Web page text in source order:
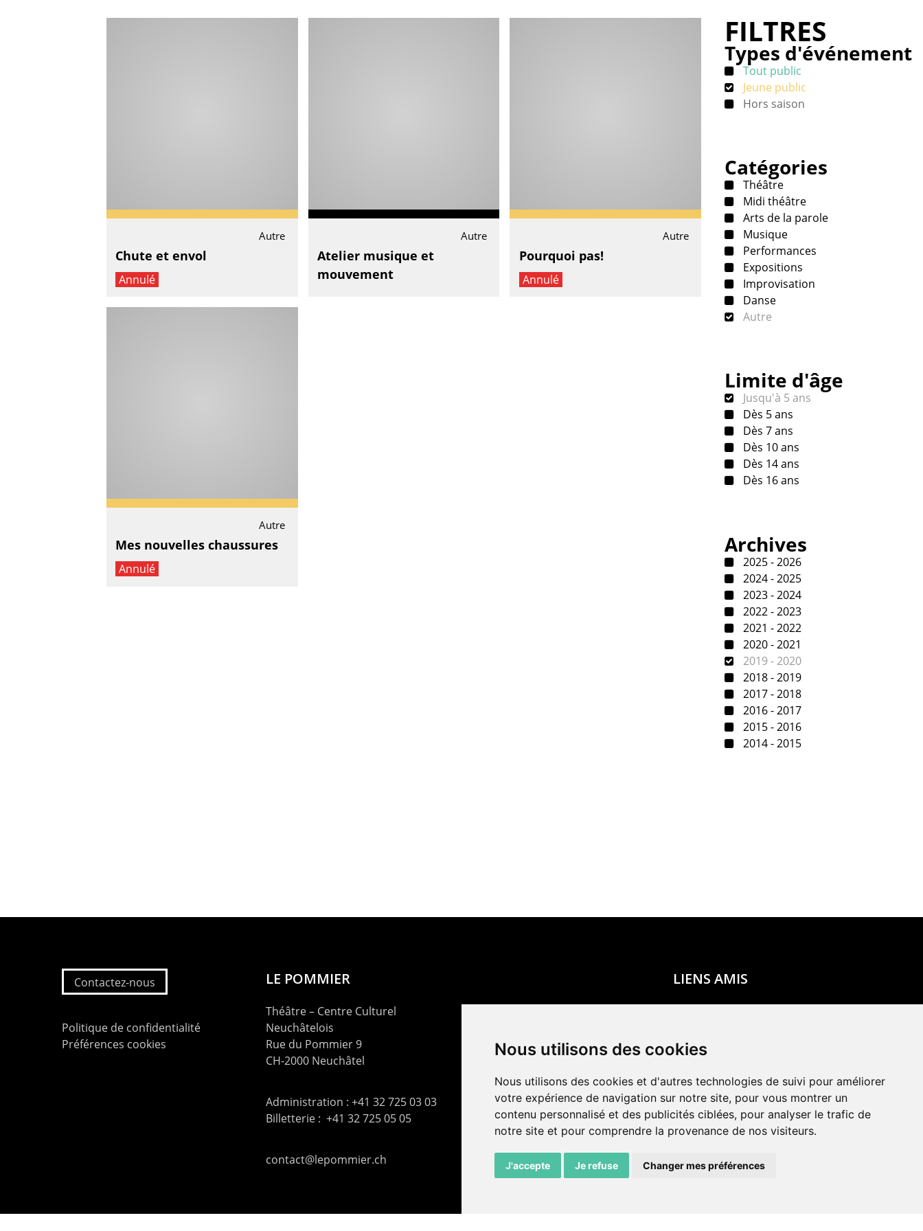
Nous utilisons des cookies
Nous utilisons des cookies et d'autres technologies de suivi pour améliorer
votre expérience de navigation sur notre site, pour vous montrer un
contenu personnalisé et des publicités ciblées, pour analyser le trafic de
notre site et pour comprendre la provenance de nos visiteurs.
J'accepte Je refuse Changer mes préférences
Autre
Chute et envol
Annulé
Autre
Atelier musique et
mouvement
Autre
Pourquoi pas!
Annulé
Autre
Mes nouvelles chaussures
Annulé
FILTRES
Types d'événement
Tout public
Jeune public
Hors saison
Catégories
Théâtre
Midi théâtre
Arts de la parole
Musique
Performances
Expositions
Improvisation
Danse
Autre
Limite d'âge
Jusqu'à 5 ans
Dès 5 ans
Dès 7 ans
Dès 10 ans
Dès 14 ans
Dès 16 ans
Archives
2025 - 2026
2024 - 2025
2023 - 2024
2022 - 2023
2021 - 2022
2020 - 2021
2019 - 2020
2018 - 2019
2017 - 2018
2016 - 2017
2015 - 2016
2014 - 2015
Contactez-nous
Politique de confidentialité
Préférences cookies
LE POMMIER
Théâtre – Centre Culturel
Neuchâtelois
Rue du Pommier 9
CH-2000 Neuchâtel
Administration : +41 32 725 03 03
Billetterie : +41 32 725 05 05
contact@lepommier.ch
LIENS AMIS